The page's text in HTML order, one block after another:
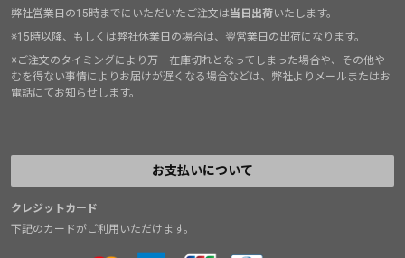
弊社営業日の15時までにいただいたご注文は当日出荷いたします。
※15時以降、もしくは弊社休業日の場合は、翌営業日の出荷になります。
※ご注文のタイミングにより万一在庫切れとなってしまった場合や、その他や
むを得ない事情によりお届けが遅くなる場合などは、弊社よりメールまたはお
電話にてお知らせします。
お支払いについて
クレジットカード
下記のカードがご利用いただけます。